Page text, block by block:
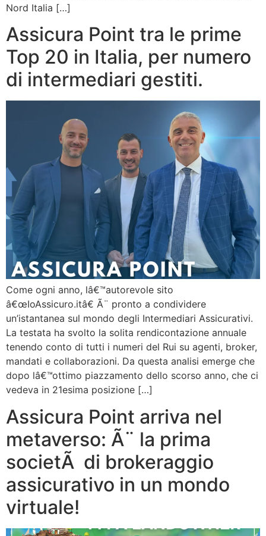
Nord Italia […]
Assicura Point tra le prime
Top 20 in Italia, per numero
di intermediari gestiti.
Come ogni anno, lâ€™autorevole sito
â€œIoAssicuro.itâ€ Ã¨ pronto a condividere
un’istantanea sul mondo degli Intermediari Assicurativi.
La testata ha svolto la solita rendicontazione annuale
tenendo conto di tutti i numeri del Rui su agenti, broker,
mandati e collaborazioni. Da questa analisi emerge che
dopo lâ€™ottimo piazzamento dello scorso anno, che ci
vedeva in 21esima posizione […]
Assicura Point arriva nel
metaverso: Ã¨ la prima
societÃ di brokeraggio
assicurativo in un mondo
virtuale!